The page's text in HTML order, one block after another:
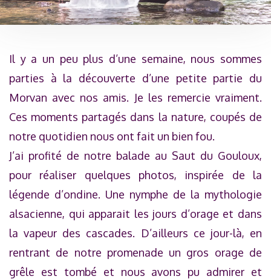
Il y a un peu plus d’une semaine, nous sommes
parties à la découverte d’une petite partie du
Morvan avec nos amis. Je les remercie vraiment.
Ces moments partagés dans la nature, coupés de
notre quotidien nous ont fait un bien fou.
J’ai profité de notre balade au Saut du Gouloux,
pour réaliser quelques photos, inspirée de la
légende d’ondine. Une nymphe de la mythologie
alsacienne, qui apparait les jours d’orage et dans
la vapeur des cascades. D’ailleurs ce jour-là, en
rentrant de notre promenade un gros orage de
grêle est tombé et nous avons pu admirer et